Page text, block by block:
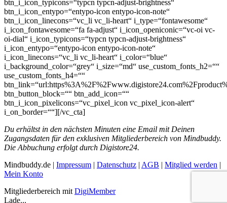
btn_i_icon_typicons=“typcn typcn-adjust-brightness“
btn_i_icon_entypo=“entypo-icon entypo-icon-note“
btn_i_icon_linecons=“vc_li vc_li-heart“ i_type=“fontawesome“
i_icon_fontawesome=“fa fa-adjust“ i_icon_openiconic=“vc-oi vc-
oi-dial“ i_icon_typicons=“typcn typcn-adjust-brightness“
i_icon_entypo=“entypo-icon entypo-icon-note“
i_icon_linecons=“vc_li vc_li-heart“ i_color=“blue“
i_background_color=“grey“ i_size=“md“ use_custom_fonts_h2=““
use_custom_fonts_h4=““
btn_button_block=““ btn_add_icon=““
btn_i_icon_pixelicons=“vc_pixel_icon vc_pixel_icon-alert“
i_on_border=““][/vc_cta]
Du erhältst in den nächsten Minuten eine Email mit Deinen
Zugangsdaten für den exklusiven Mitgliederbereich von Mindbuddy.
Die Abbuchung erfolgt durch Digistore24.
Mindbuddy.de | Impressum | Datenschutz | AGB | Mitglied werden |
Mein Konto
Mitgliederbereich mit DigiMember
Lade...